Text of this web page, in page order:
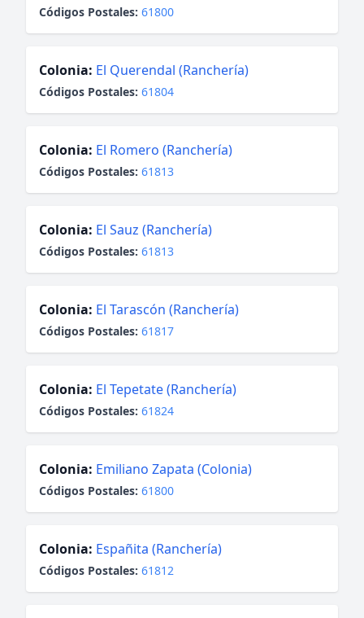
Códigos Postales: 61800
Colonia: El Querendal (Ranchería)
Códigos Postales: 61804
Colonia: El Romero (Ranchería)
Códigos Postales: 61813
Colonia: El Sauz (Ranchería)
Códigos Postales: 61813
Colonia: El Tarascón (Ranchería)
Códigos Postales: 61817
Colonia: El Tepetate (Ranchería)
Códigos Postales: 61824
Colonia: Emiliano Zapata (Colonia)
Códigos Postales: 61800
Colonia: Españita (Ranchería)
Códigos Postales: 61812